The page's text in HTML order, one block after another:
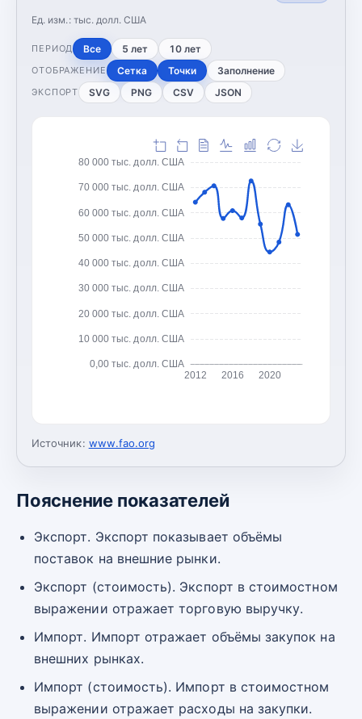
Ед. изм.: тыс. долл. США
ПЕРИОД Все 5 лет 10 лет
ОТОБРАЖЕНИЕ Сетка Точки Заполнение
ЭКСПОРТ SVG PNG CSV JSON
0,00 тыс. долл. США
10 000 тыс. долл. США
20 000 тыс. долл. США
30 000 тыс. долл. США
40 000 тыс. долл. США
50 000 тыс. долл. США
60 000 тыс. долл. США
70 000 тыс. долл. США
80 000 тыс. долл. США
2012 2016 2020
Источник: www.fao.org
Пояснение показателей
Экспорт. Экспорт показывает объёмы
поставок на внешние рынки.
Экспорт (стоимость). Экспорт в стоимостном
выражении отражает торговую выручку.
Импорт. Импорт отражает объёмы закупок на
внешних рынках.
Импорт (стоимость). Импорт в стоимостном
выражении отражает расходы на закупки.